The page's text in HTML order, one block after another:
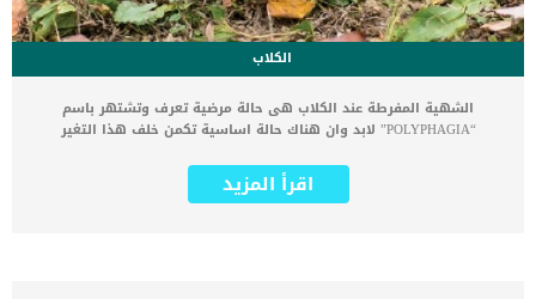
الكلاب
الشهية المفرطة عند الكلاب هى حالة مرضية تعرف وتشتهر باسم
“POLYPHAGIA” لابد وان هناك حالة اساسية تكمن خلف هذا التغير
يكمن خلف الشهية المفرطة وفى جميع الاحوال سنحتاج الى تطبيق العلاج
الفورى والسريع لانقاذ الكلب من خطر الشهية المفرطة الذى يمكن ان
اقرأ المزيد